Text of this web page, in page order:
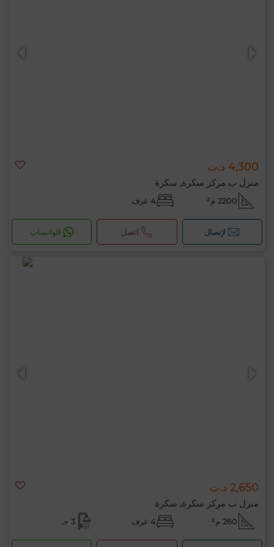
4,300 د.ت
منزل ب مركز سكرة, سكرة
2200 م² 4 غرف
لإتصال اتصل الواتساب
2,650 د.ت
منزل ب مركز سكرة, سكرة
260 م² 4 غرف 3 حـ